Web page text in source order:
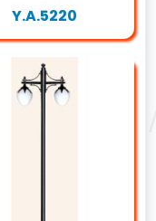
Y.A.5220